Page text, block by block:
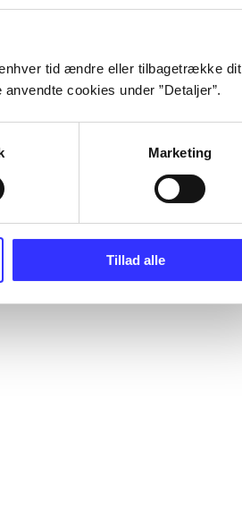
tid ændre eller tilbagetrække dit
cookies under ”Detaljer”.
Marketing
Tillad alle